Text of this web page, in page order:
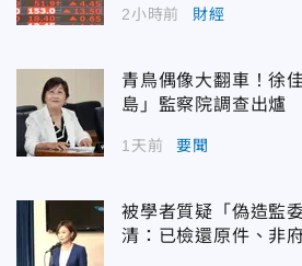
2小時前 財經
青鳥偶像大翻車！徐
島」監察院調查出爐
1天前 要聞
被學者質疑「偽造監
清：已檢還原件、非